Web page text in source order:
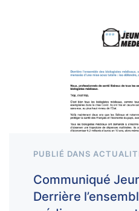
PUBLIÉ DANS
Communiqué
Derrière